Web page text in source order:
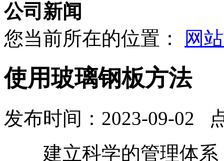
公司新闻
您当前所在的位置：
网
使用玻璃钢板方法
发布时间：2023-09-02
建立科学的管理体系